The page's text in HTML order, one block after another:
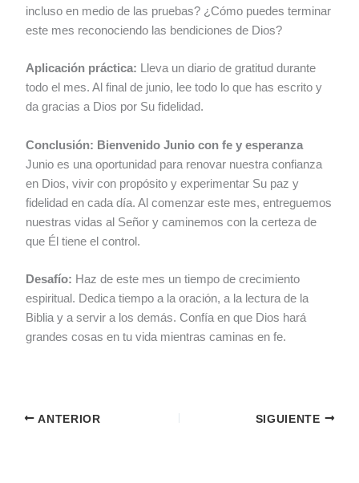
incluso en medio de las pruebas? ¿Cómo puedes terminar
este mes reconociendo las bendiciones de Dios?
Aplicación práctica: Lleva un diario de gratitud durante
todo el mes. Al final de junio, lee todo lo que has escrito y
da gracias a Dios por Su fidelidad.
Conclusión: Bienvenido Junio con fe y esperanza
Junio es una oportunidad para renovar nuestra confianza
en Dios, vivir con propósito y experimentar Su paz y
fidelidad en cada día. Al comenzar este mes, entreguemos
nuestras vidas al Señor y caminemos con la certeza de
que Él tiene el control.
Desafío: Haz de este mes un tiempo de crecimiento
espiritual. Dedica tiempo a la oración, a la lectura de la
Biblia y a servir a los demás. Confía en que Dios hará
grandes cosas en tu vida mientras caminas en fe.
ANTERIOR SIGUIENTE